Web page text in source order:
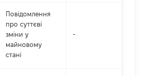
Повідомлення
про суттєві
зміни y
майновому
стані
-